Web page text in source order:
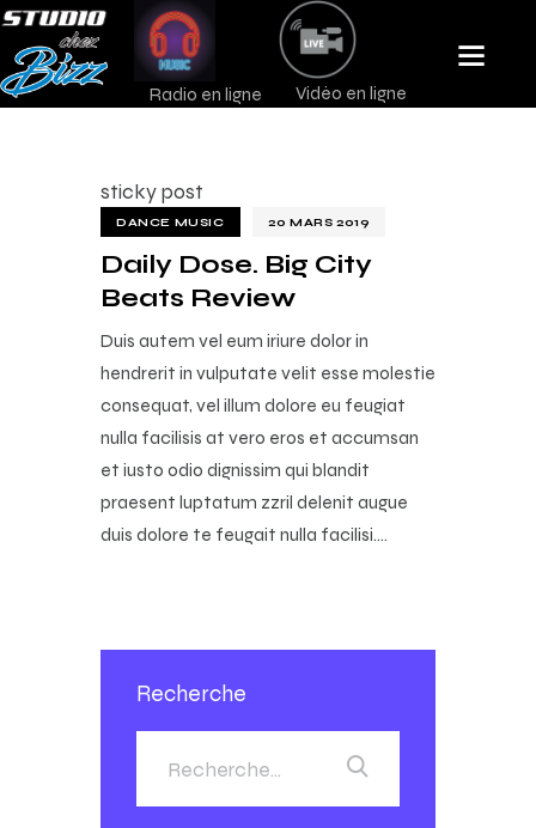
Radio en ligne Vidéo en ligne
sticky post
DANCE MUSIC 20 MARS 2019
Daily Dose. Big City
Beats Review
Duis autem vel eum iriure dolor in
hendrerit in vulputate velit esse molestie
consequat, vel illum dolore eu feugiat
nulla facilisis at vero eros et accumsan
et iusto odio dignissim qui blandit
praesent luptatum zzril delenit augue
duis dolore te feugait nulla facilisi.…
Recherche